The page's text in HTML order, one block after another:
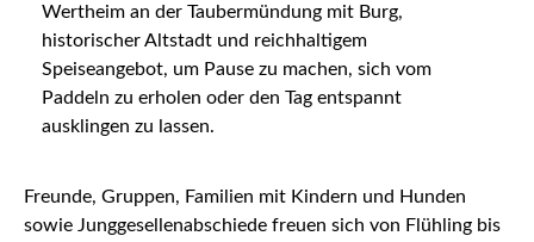
Wertheim an der Taubermündung mit Burg,
historischer Altstadt und reichhaltigem
Speiseangebot, um Pause zu machen, sich vom
Paddeln zu erholen oder den Tag entspannt
ausklingen zu lassen.
Freunde, Gruppen, Familien mit Kindern und Hunden
sowie Junggesellenabschiede freuen sich von Flühling bis